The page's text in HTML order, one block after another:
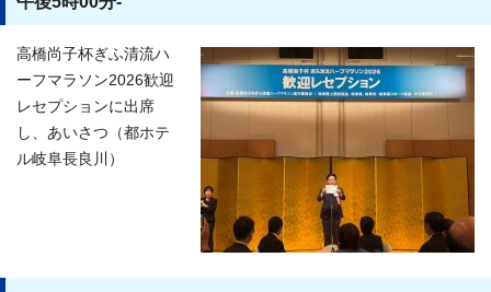
高橋尚子杯ぎふ清流ハ
ーフマラソン2026歓迎
レセプションに出席
し、あいさつ（都ホテ
ル岐阜長良川）